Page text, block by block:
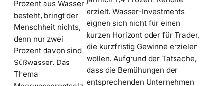
Prozent aus Wasser
besteht, bringt der
Menschheit nichts,
denn nur zwei
Prozent davon sind
Süßwasser. Das
Thema
erzielt. Wasser-Investments
eignen sich nicht für einen
kurzen Horizont oder für Trader,
die kurzfristig Gewinne erzielen
wollen. Aufgrund der Tatsache,
dass die Bemühungen der
entsprechenden Unternehmen